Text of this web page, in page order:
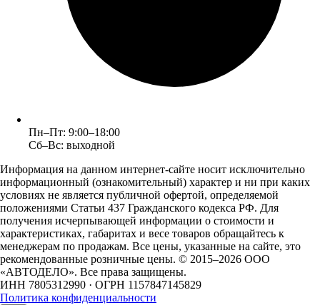
Пн–Пт: 9:00–18:00
Сб–Вс: выходной
Информация на данном интернет-сайте носит исключительно
информационный (ознакомительный) характер и ни при каких
условиях не является публичной офертой, определяемой
положениями Статьи 437 Гражданского кодекса РФ. Для
получения исчерпывающей информации о стоимости и
характеристиках, габаритах и весе товаров обращайтесь к
менеджерам по продажам. Все цены, указанные на сайте, это
рекомендованные розничные цены. © 2015–2026 ООО
«АВТОДЕЛО». Все права защищены.
ИНН 7805312990 · ОГРН 1157847145829
Политика конфиденциальности